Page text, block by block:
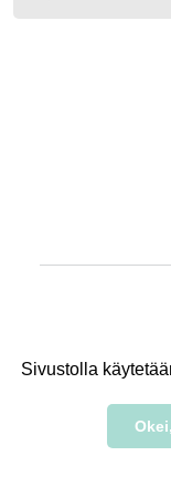
Sivustolla